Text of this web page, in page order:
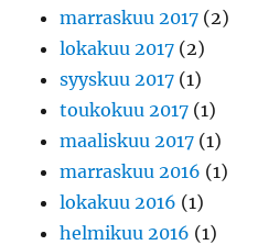
marraskuu 2017 (2)
lokakuu 2017 (2)
syyskuu 2017 (1)
toukokuu 2017 (1)
maaliskuu 2017 (1)
marraskuu 2016 (1)
lokakuu 2016 (1)
helmikuu 2016 (1)